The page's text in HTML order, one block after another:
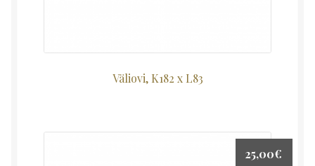
Väliovi, K182 x L83
25,00€